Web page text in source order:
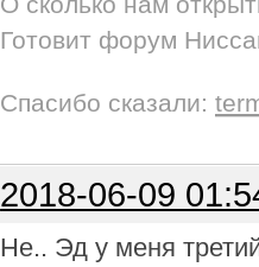
Готовит форум
Спасибо сказали:
2018-06-09
Не.. Эд у меня